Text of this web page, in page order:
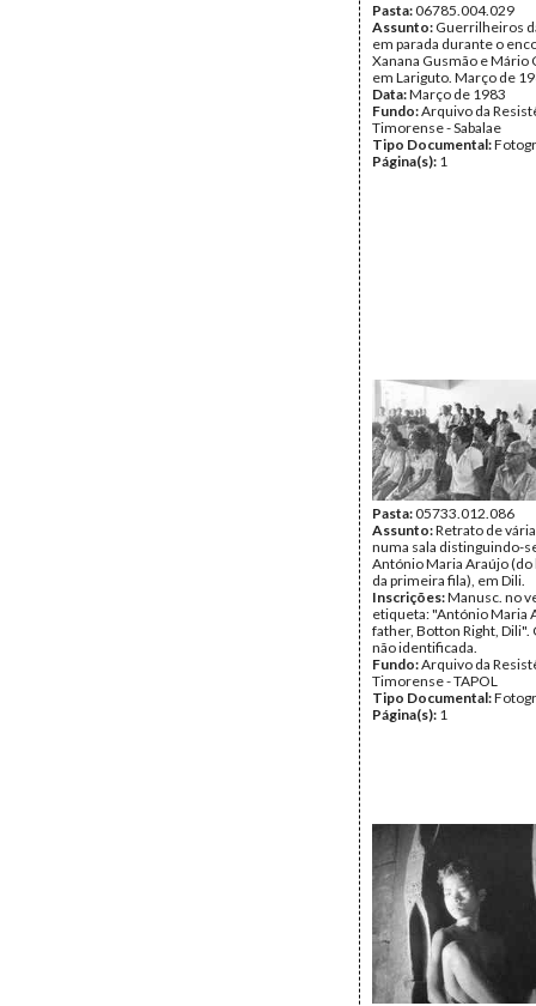
Pasta:06785.004.029
Assunto: Guerrilheiros
em parada durante o
Xanana Gusmão e Mário
em Lariguto. Março de
Data:Março de 1983
Fundo:Arquivo da
Timorense - Sabalae
Tipo Documental:
Página(s): 1
Pasta:05733.012.086
Assunto:Retrato de
numa sala distinguindo-
António Maria Araújo
da primeira fila), em Dili.
Inscrições:Manusc. no
etiqueta: "António Maria
father, Botton Right, Dili".
não identificada.
Fundo:Arquivo da
Timorense - TAPOL
Tipo Documental:
Página(s): 1